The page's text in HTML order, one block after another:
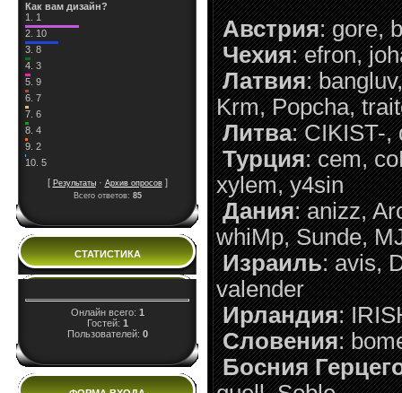
Как вам дизайн?
1. 1
2. 10
3. 8
4. 3
5. 9
6. 7
7. 6
8. 4
9. 2
10. 5
[ Результаты· Архив опросов]
Всего ответов: 85
СТАТИСТИКА
Онлайн всего: 1
Гостей: 1
Пользователей: 0
Австрия: gore,
Чехия: efron,
Латвия:
Krm, Popcha,
Литва: CIKIST-,
Турция: cem,
xylem, y4sin
Дания: anizz,
whiMp, Sunde,
Израиль: avis,
valender
Ирландия:
Словения:
Босния